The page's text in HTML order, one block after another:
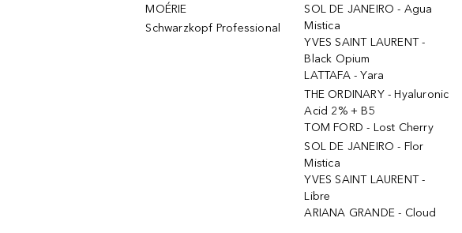
MOÉRIE
Schwarzkopf Professional
SOL DE JANEIRO - Agua
Mistica
YVES SAINT LAURENT -
Black Opium
LATTAFA - Yara
THE ORDINARY - Hyaluronic
Acid 2% + B5
TOM FORD - Lost Cherry
SOL DE JANEIRO - Flor
Mistica
YVES SAINT LAURENT -
Libre
ARIANA GRANDE - Cloud